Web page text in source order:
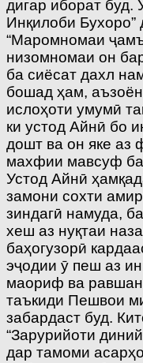
дигар иборат буд.
Инқилоби Бухоро”
“Маромномаи
низомномаи он
ба сиёсат дахл
бошад ҳам,
ислоҳоти умумӣ
ки устод Айнӣ бо
дошт ва он яке аз
махфии мавсуф
Устод Айнӣ
замони сохти
зиндагӣ намуда,
хеш аз нуқтаи
баҳогузорӣ
эҷодии ӯ пеш аз
маориф ва
таъкиди Пешвои
забардаст буд.
“Зарурийоти
дар тамоми